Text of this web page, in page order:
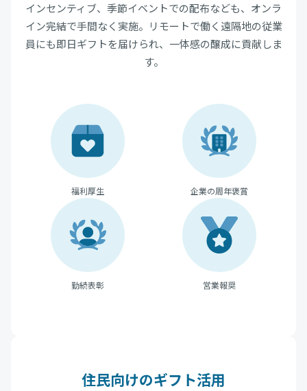
インセンティブ、季節イベントでの配布なども、オンラ
イン完結で手間なく実施。リモートで働く遠隔地の従業
員にも即日ギフトを届けられ、一体感の醸成に貢献しま
す。
福利厚生 企業の周年褒賞
勤続表彰 営業報奨
住民向けのギフト活用